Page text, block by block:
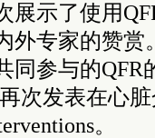
展示了使用
外专家的赞赏
同参与的QFR
次发表在心
。